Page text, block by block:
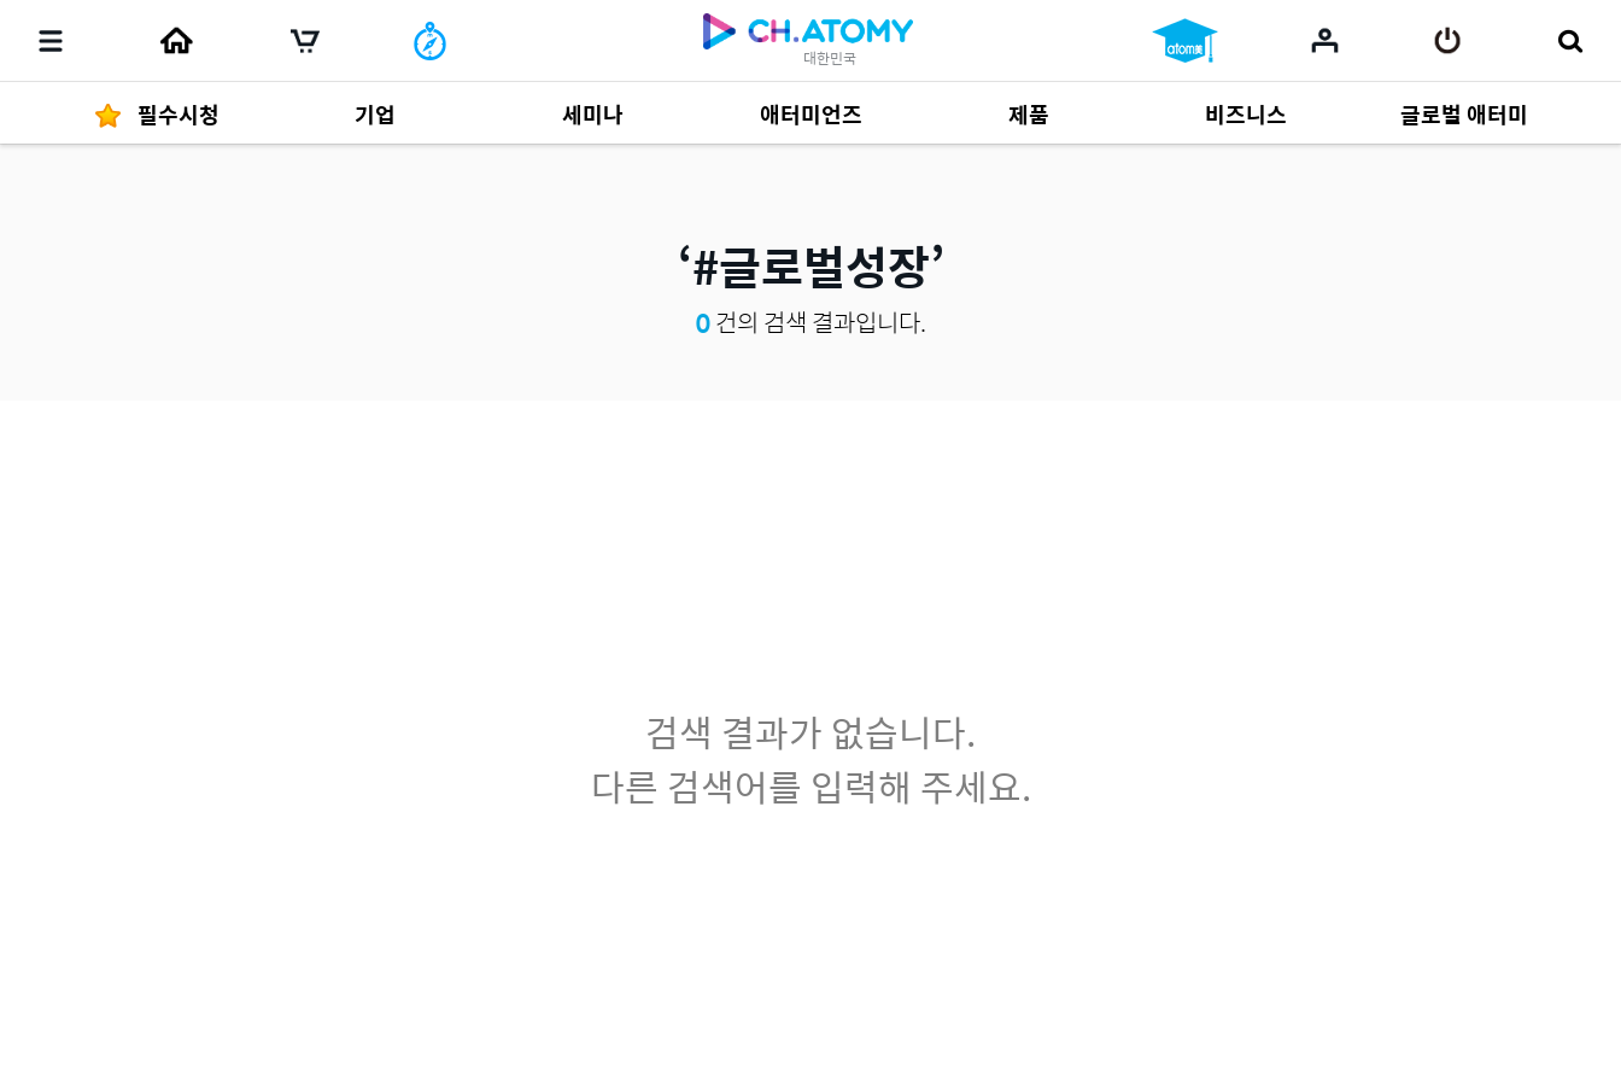
대한민국
필수시청 기업 세미나 애터미언즈 제품
제품 자료684
비즈니스
사업 자료165
글로벌 애터미
#글로벌성장
0건의 검색 결과입니다.
검색 결과가 없습니다.
다른 검색어를 입력해 주세요.